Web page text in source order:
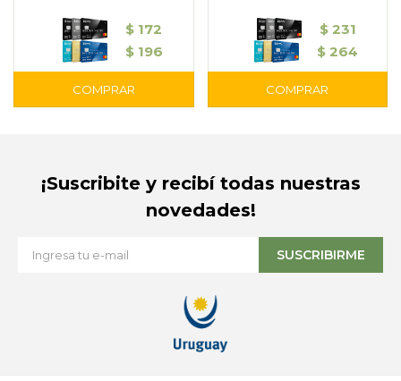
$ 172
$ 196
$ 231
$ 264
¡Suscribite y recibí todas nuestras
novedades!
SUSCRIBIRME